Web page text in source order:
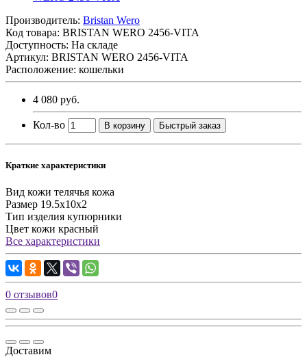
Производитель: Bristan Wero
Код товара: BRISTAN WERO 2456-VITA
Доступность: На складе
Артикул: BRISTAN WERO 2456-VITA
Расположение: кошельки
4 080 руб.
Кол-во В корзину Быстрый заказ
Краткие характеристики
Вид кожи телячья кожа
Размер 19.5х10х2
Тип изделия купюрники
Цвет кожи красный
Все характеристики
0 отзывов0
Доставим